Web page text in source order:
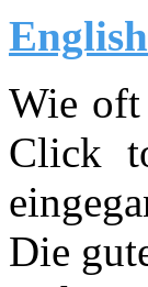
Wie oft
Click
Die